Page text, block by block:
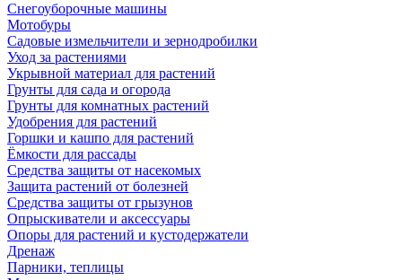
Снегоуборочные машины
Мотобуры
Садовые измельчители и зернодробилки
Уход за растениями
Укрывной материал для растений
Грунты для сада и огорода
Грунты для комнатных растений
Удобрения для растений
Горшки и кашпо для растений
Ёмкости для рассады
Средства защиты от насекомых
Защита растений от болезней
Средства защиты от грызунов
Опрыскиватели и аксессуары
Опоры для растений и кустодержатели
Дренаж
Парники, теплицы